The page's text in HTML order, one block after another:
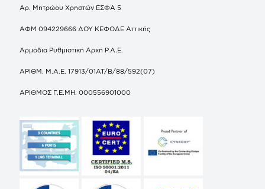
Αρ. Μητρώου Χρηστών ΕΣΦΑ 5
ΑΦΜ 094229666 ΔΟΥ ΚΕΦΟΔΕ Αττικής
Αρμόδια Ρυθμιστική Αρχή Ρ.Α.Ε.
ΑΡΙΘΜ. Μ.Α.Ε. 17913/01ΑΤ/Β/88/592(07)
ΑΡΙΘΜΟΣ Γ.Ε.ΜΗ. 000556901000